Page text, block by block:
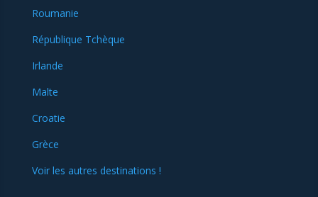
Roumanie
République Tchèque
Irlande
Malte
Croatie
Grèce
Voir les autres destinations !